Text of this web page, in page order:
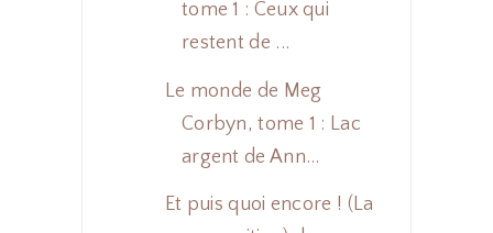
tome 1 : Ceux qui
restent de ...
Le monde de Meg
Corbyn, tome 1 : Lac
argent de Ann...
Et puis quoi encore ! (La